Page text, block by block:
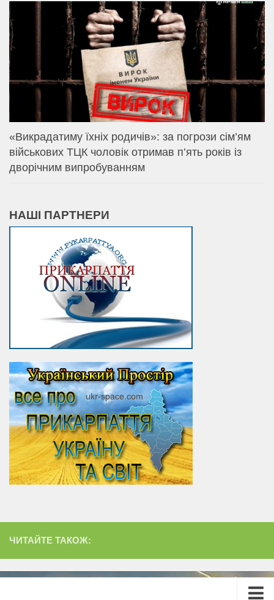
«Викрадатиму їхніх родичів»: за погрози сім’ям
військових ТЦК чоловік отримав п’ять років із
дворічним випробуванням
НАШІ ПАРТНЕРИ
ЧИТАЙТЕ ТАКОЖ: